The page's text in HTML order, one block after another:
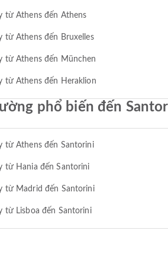
từ Athens đến Athens
từ Athens đến Bruxelles
từ Athens đến München
từ Athens đến Heraklion
phổ biến đến
từ Athens đến Santorini
từ Hania đến Santorini
từ Madrid đến Santorini
từ Lisboa đến Santorini